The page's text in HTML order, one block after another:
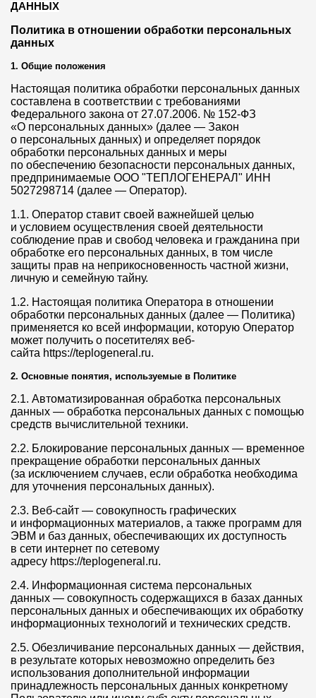
ДАННЫХ
Политика в отношении обработки персональных
данных
1. Общие положения
Настоящая политика обработки персональных данных
составлена в соответствии с требованиями
Федерального закона от 27.07.2006. № 152-ФЗ
«О персональных данных» (далее — Закон
о персональных данных) и определяет порядок
обработки персональных данных и меры
по обеспечению безопасности персональных данных,
предпринимаемые ООО "ТЕПЛОГЕНЕРАЛ" ИНН
5027298714 (далее — Оператор).
1.1. Оператор ставит своей важнейшей целью
и условием осуществления своей деятельности
соблюдение прав и свобод человека и гражданина при
обработке его персональных данных, в том числе
защиты прав на неприкосновенность частной жизни,
личную и семейную тайну.
1.2. Настоящая политика Оператора в отношении
обработки персональных данных (далее — Политика)
применяется ко всей информации, которую Оператор
может получить о посетителях веб-
сайта https://teplogeneral.ru.
2. Основные понятия, используемые в Политике
2.1. Автоматизированная обработка персональных
данных — обработка персональных данных с помощью
средств вычислительной техники.
2.2. Блокирование персональных данных — временное
прекращение обработки персональных данных
(за исключением случаев, если обработка необходима
для уточнения персональных данных).
2.3. Веб-сайт — совокупность графических
и информационных материалов, а также программ для
ЭВМ и баз данных, обеспечивающих их доступность
в сети интернет по сетевому
адресу https://teplogeneral.ru.
2.4. Информационная система персональных
данных — совокупность содержащихся в базах данных
персональных данных и обеспечивающих их обработку
информационных технологий и технических средств.
2.5. Обезличивание персональных данных — действия,
в результате которых невозможно определить без
использования дополнительной информации
принадлежность персональных данных конкретному